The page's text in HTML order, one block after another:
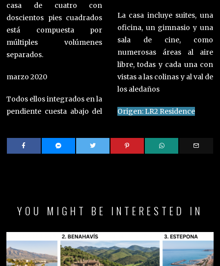
casa de cuatro con
doscientos pies cuadrados
está compuesta por
múltiples volúmenes
separados.
marzo 2020
Todos ellos integrados en la
pendiente cuesta abajo del
La casa incluye suites, una
oficina, un gimnasio y una
sala de cine, como
numerosas áreas al aire
libre, todas y cada una con
vistas a las colinas y al val de
los aledaños
Origen: LR2 Residence
YOU MIGHT BE INTERESTED IN